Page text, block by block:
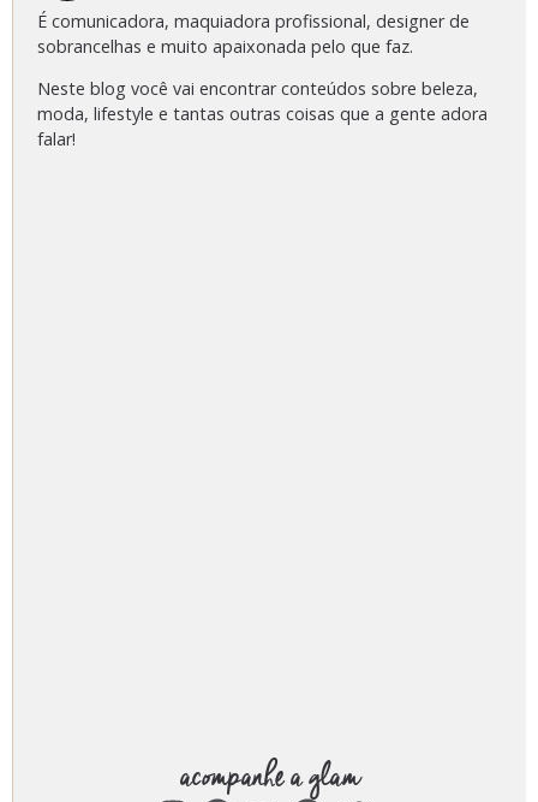
É comunicadora, maquiadora profissional, designer de
sobrancelhas e muito apaixonada pelo que faz.
Neste blog você vai encontrar conteúdos sobre beleza,
moda, lifestyle e tantas outras coisas que a gente adora
falar!
acompanhe a glam